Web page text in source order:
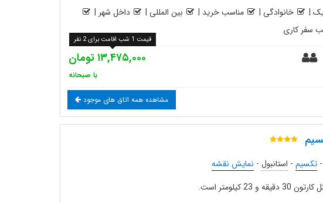
| خانوادگی | مناسب خرید | بین المللی | داخل شهر |
سفر کاری
۱۳,۴۷۵,۰۰۰ تومان
با صبحانه
قیمت 1 شب اقامت برای 2 نفر
مشاهده همه اتاق های موجود
-تکسیم - استانبول - نمایش نقشه
23 کیلومتر است.